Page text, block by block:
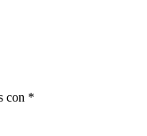
con *